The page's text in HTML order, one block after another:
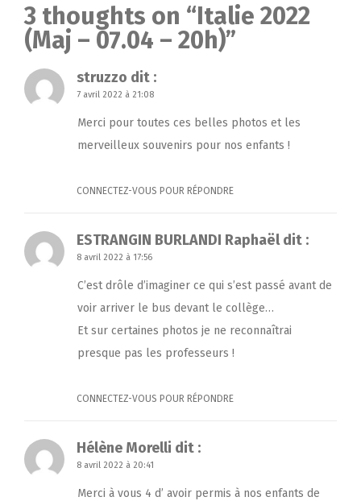
3 thoughts on “Italie 2022
(Maj – 07.04 – 20h)”
struzzo dit :
7 avril 2022 à 21:08
Merci pour toutes ces belles photos et les
merveilleux souvenirs pour nos enfants !
CONNECTEZ-VOUS POUR RÉPONDRE
ESTRANGIN BURLANDI Raphaël dit :
8 avril 2022 à 17:56
C’est drôle d’imaginer ce qui s’est passé avant de
voir arriver le bus devant le collège…
Et sur certaines photos je ne reconnaîtrai
presque pas les professeurs !
CONNECTEZ-VOUS POUR RÉPONDRE
Hélène Morelli dit :
8 avril 2022 à 20:41
Merci à vous 4 d’ avoir permis à nos enfants de